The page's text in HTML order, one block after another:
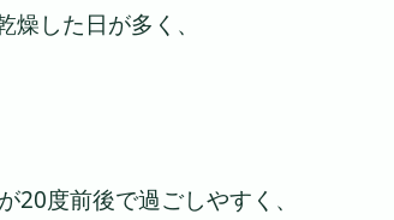
した日が多く、
度前後で過ごしやすく、